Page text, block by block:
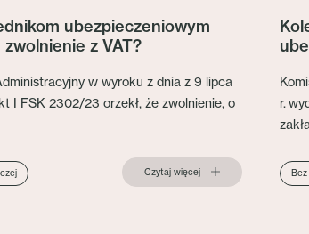
ubezpieczeniowym
zwolnienie z VAT?
w wyroku z dnia z 9 lipca
I FSK 2302/23 orzekł, że zwolnienie, o
Czytaj więcej
r.